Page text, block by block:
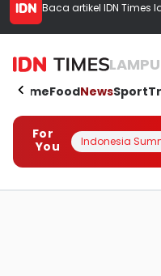
Baca artikel IDN Times
HomeFoodNewsSport
For
You
Indonesia